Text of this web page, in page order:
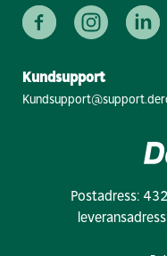
Kundsupport
Postadress: